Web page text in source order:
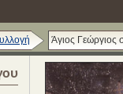
Άγιος Γεώργιος